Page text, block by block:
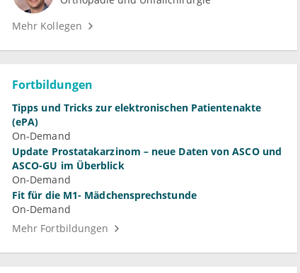
Mehr Kollegen
Fortbildungen
Tipps und Tricks zur elektronischen Patientenakte
(ePA)
On-Demand
Update Prostatakarzinom – neue Daten von ASCO und
ASCO-GU im Überblick
On-Demand
Fit für die M1- Mädchensprechstunde
On-Demand
Mehr Fortbildungen